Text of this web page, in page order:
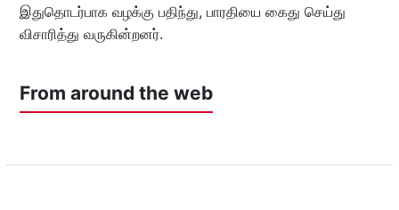
இதுதொடர்பாக வழக்கு பதிந்து, பாரதியை கைது செய்து
விசாரித்து வருகின்றனர்.
From around the web